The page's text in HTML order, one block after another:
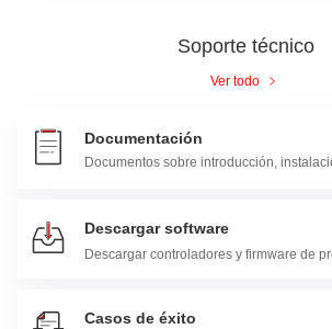
Soporte técnico
Ver todo
Documentación
Documentos sobre introducción,
Descargar software
Descargar controladores y firmware de
Casos de éxito